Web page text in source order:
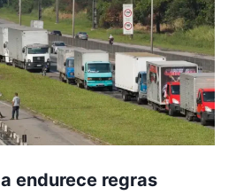
endurece regras